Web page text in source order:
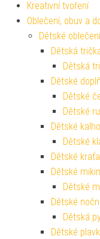
Kreativní tvoření
Oblečení, obuv a
Dětské oblečení
Dětská
Dětská
Dětské
Dětské
Dětské
Dětské
Dětské
Dětské
Dětské
Dětské
Dětské
Dětská
Dětské